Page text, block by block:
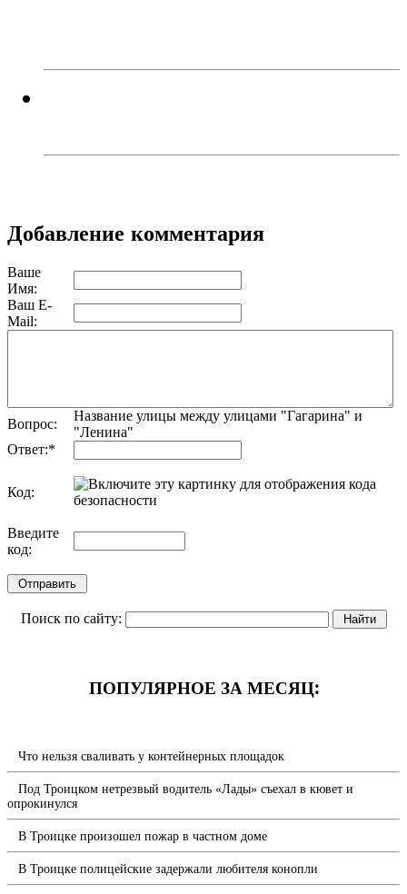
Добавление комментария
Ваше
Имя:
Ваш E-
Mail:
Вопрос:
Название улицы между улицами "Гагарина" и
"Ленина"
Ответ:*
Код:
Введите
код:
Поиск по сайту:
ПОПУЛЯРНОЕ ЗА МЕСЯЦ:
Что нельзя сваливать у контейнерных площадок
Под Троицком нетрезвый водитель «Лады» съехал в кювет и
опрокинулся
В Троицке произошел пожар в частном доме
В Троицке полицейские задержали любителя конопли